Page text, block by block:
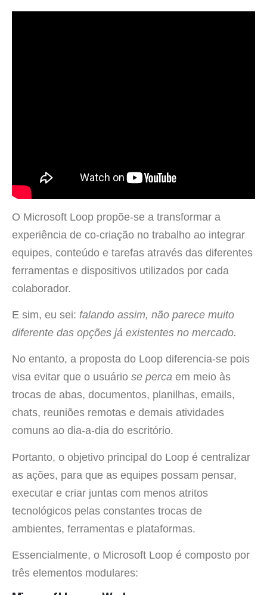
O Microsoft Loop propõe-se a transformar a
experiência de co-criação no trabalho ao integrar
equipes, conteúdo e tarefas através das diferentes
ferramentas e dispositivos utilizados por cada
colaborador.
E sim, eu sei: falando assim, não parece muito
diferente das opções já existentes no mercado.
No entanto, a proposta do Loop diferencia-se pois
visa evitar que o usuário se perca em meio às
trocas de abas, documentos, planilhas, emails,
chats, reuniões remotas e demais atividades
comuns ao dia-a-dia do escritório.
Portanto, o objetivo principal do Loop é centralizar
as ações, para que as equipes possam pensar,
executar e criar juntas com menos atritos
tecnológicos pelas constantes trocas de
ambientes, ferramentas e plataformas.
Essencialmente, o Microsoft Loop é composto por
três elementos modulares: